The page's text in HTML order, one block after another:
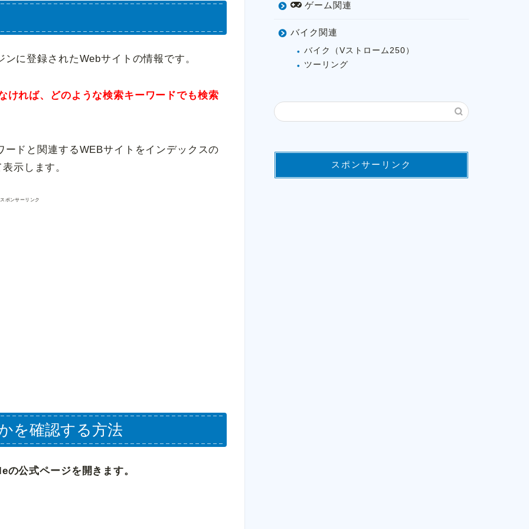
に登録されたWebサイトの情報です。
ければ、どのような検索キーワードでも検索
ドと関連するWEBサイトをインデックスの
示します。
スポンサーリンク
を確認する方法
の公式ページを開きます。
ゲーム関連
バイク関連
バイク（Vストローム250）
ツーリング
スポンサーリンク